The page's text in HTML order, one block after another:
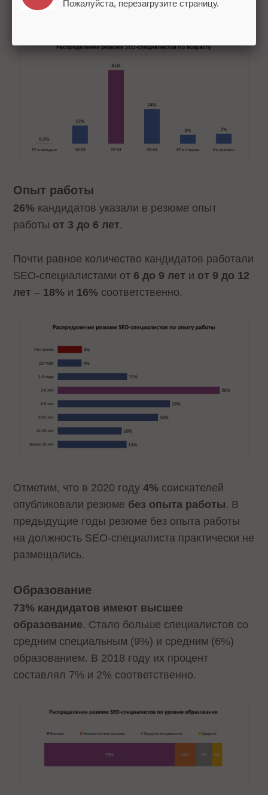
«опытная» возрастная группа.
Опыт работы
26% кандидатов указали в резюме опыт
работы от 3 до 6 лет.
Почти равное количество кандидатов работали
SEO-специалистами от 6 до 9 лет и от 9 до 12
лет – 18% и 16% соответственно.
Отметим, что в 2020 году4% соискателей
опубликовали резюме без опыта работы. В
предыдущие годы резюме без опыта работы
на должность SEO-специалиста практически не
размещались.
Образование
73% кандидатов имеют высшее
образование. Стало больше специалистов со
средним специальным (9%) и средним (6%)
образованием. В 2018 году их процент
составлял 7% и 2% соответственно.
Пожалуйста, перезагрузите страницу.